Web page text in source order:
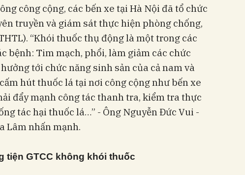
công cộng, các bến xe tại Hà Nội đã tổ chức
truyền và giám sát thực hiện phòng chống,
“Khói thuốc thụ động là một trong các
bệnh: Tim mạch, phổi, làm giảm các chức
tới chức năng sinh sản của cả nam và
hút thuốc lá tại nơi công cộng như bến xe
đẩy mạnh công tác thanh tra, kiểm tra thực
tác hại thuốc lá…” - Ông Nguyễn Đức Vui -
Lâm nhấn mạnh.
tiện GTCC không khói thuốc